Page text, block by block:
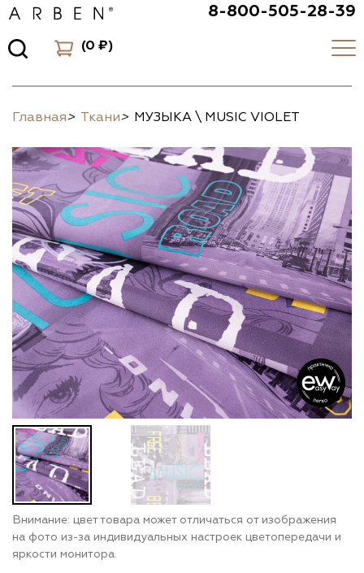
8-800-505-28-39
(0 ₽)
Главная> Ткани> МУЗЫКА \ MUSIC VIOLET
Внимание: цвет товара может отличаться от изображения
на фото из-за индивидуальных настроек цветопередачи и
яркости монитора.